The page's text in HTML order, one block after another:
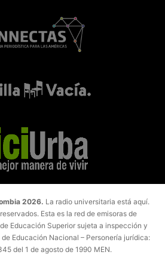
2026. La radio universitaria está aquí.
Esta es la red de emisoras de
Educación Superior sujeta a inspección y
Educación Nacional – Personería jurídica:
del 1 de agosto de 1990 MEN.